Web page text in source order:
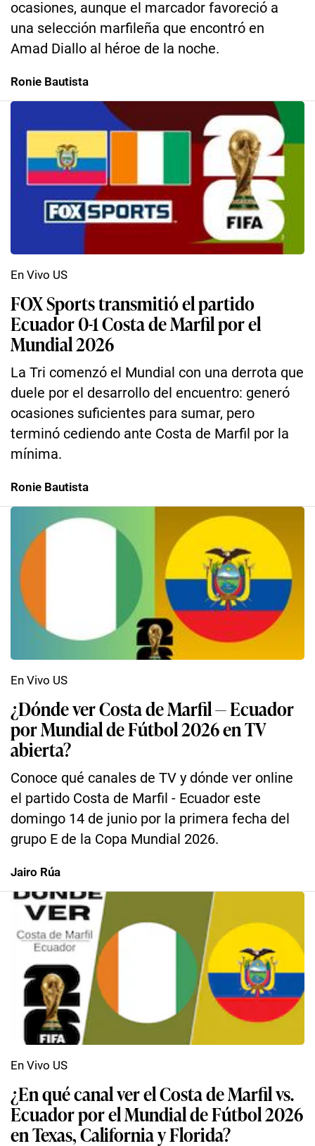
ocasiones, aunque el marcador favoreció a
una selección marfileña que encontró en
Amad Diallo al héroe de la noche.
Ronie Bautista
FOX Sports transmitió el partido
Ecuador 0-1 Costa de Marfil por el
Mundial 2026
La Tri comenzó el Mundial con una derrota que
duele por el desarrollo del encuentro: generó
ocasiones suficientes para sumar, pero
terminó cediendo ante Costa de Marfil por la
mínima.
En Vivo US
Ronie Bautista
¿Dónde ver Costa de Marfil — Ecuador
por Mundial de Fútbol 2026 en TV
abierta?
Conoce qué canales de TV y dónde ver online
el partido Costa de Marfil - Ecuador este
domingo 14 de junio por la primera fecha del
grupo E de la Copa Mundial 2026.
En Vivo US
Jairo Rúa
¿En qué canal ver el Costa de Marfil vs.
Ecuador por el Mundial de Fútbol 2026
en Texas, California y Florida?
En Vivo US